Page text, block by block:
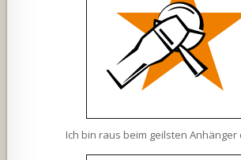
Ich bin raus beim geilsten